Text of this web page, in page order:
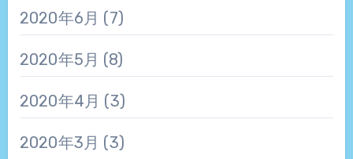
2020年6月 (7)
2020年5月 (8)
2020年4月 (3)
2020年3月 (3)